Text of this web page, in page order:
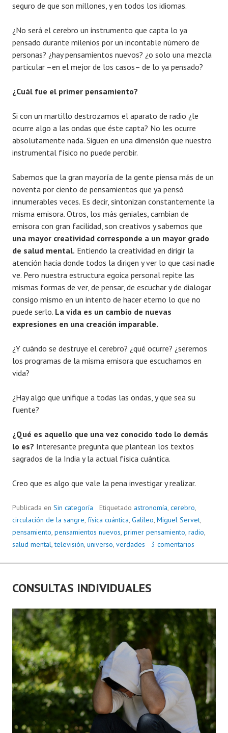
seguro de que son millones, y en todos los idiomas.
¿No será el cerebro un instrumento que capta lo ya
pensado durante milenios por un incontable número de
personas? ¿hay pensamientos nuevos? ¿o solo una mezcla
particular –en el mejor de los casos– de lo ya pensado?
¿Cuál fue el primer pensamiento?
Si con un martillo destrozamos el aparato de radio ¿le
ocurre algo a las ondas que éste capta? No les ocurre
absolutamente nada. Siguen en una dimensión que nuestro
instrumental físico no puede percibir.
Sabemos que la gran mayoría de la gente piensa más de un
noventa por ciento de pensamientos que ya pensó
innumerables veces. Es decir, sintonizan constantemente la
misma emisora. Otros, los más geniales, cambian de
emisora con gran facilidad, son creativos y sabemos que
una mayor creatividad corresponde a un mayor grado
de salud mental. Entiendo la creatividad en dirigir la
atención hacia donde todos la dirigen y ver lo que casi nadie
ve. Pero nuestra estructura egoica personal repite las
mismas formas de ver, de pensar, de escuchar y de dialogar
consigo mismo en un intento de hacer eterno lo que no
puede serlo. La vida es un cambio de nuevas
expresiones en una creación imparable.
¿Y cuándo se destruye el cerebro? ¿qué ocurre? ¿seremos
los programas de la misma emisora que escuchamos en
vida?
¿Hay algo que unifique a todas las ondas, y que sea su
fuente?
¿Qué es aquello que una vez conocido todo lo demás
lo es? Interesante pregunta que plantean los textos
sagrados de la India y la actual física cuántica.
Creo que es algo que vale la pena investigar y realizar.
Publicada en Sin categoría Etiquetado astronomía, cerebro,
circulación de la sangre, física cuántica, Galileo, Miguel Servet,
pensamiento, pensamientos nuevos, primer pensamiento, radio,
salud mental,televisión, universo, verdades 3 comentarios
CONSULTAS INDIVIDUALES